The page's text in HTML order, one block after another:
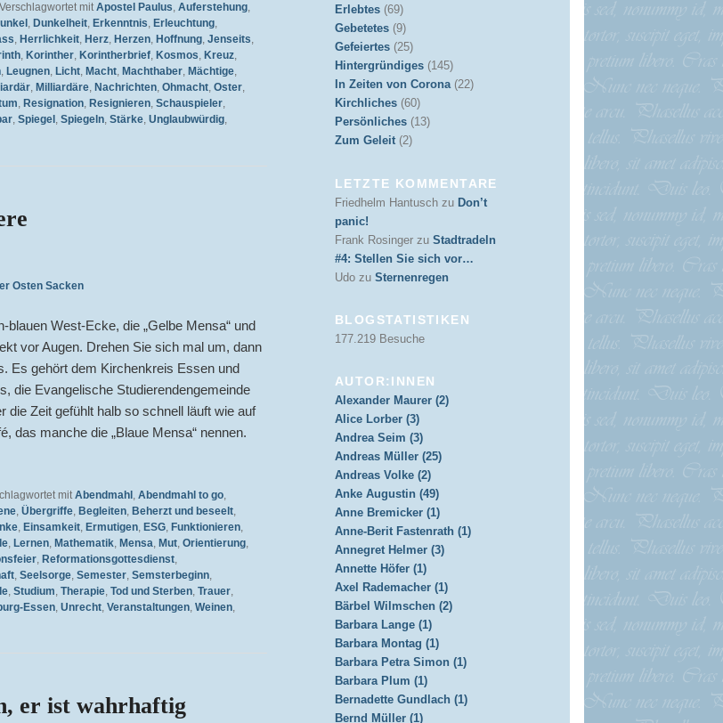
Verschlagwortet mit Apostel Paulus, Auferstehung,
, Dunkelheit, Erkenntnis, Erleuchtung,
, Herrlichkeit, Herz, Herzen, Hoffnung, Jenseits,
, Korinther, Korintherbrief, Kosmos, Kreuz,
, Leugnen, Licht, Macht, Machthaber, Mächtige,
, Milliardäre, Nachrichten, Ohmacht, Oster,
, Resignation, Resignieren, Schauspieler,
, Spiegel , Spiegeln, Stärke, Unglaubwürdig,
Osten Sacken
West-Ecke, die „Gelbe Mensa“ und
vor Augen. Drehen Sie sich mal um, dann
Es gehört dem Kirchenkreis Essen und
die Evangelische Studierendengemeinde
die Zeit gefühlt halb so schnell läuft wie auf
das manche die „Blaue Mensa“ nennen.
mit Abendmahl Abendmahl to go
Übergriffe Begleiten Beherzt und beseelt
Einsamkeit Ermutigen ESG Funktionieren
Lernen Mathematik Mensa Mut Orientierung
Reformationsgottesdienst
Seelsorge Semester Semsterbeginn
Studium Therapie Tod und Sterben Trauer
Essen Unrecht Veranstaltungen Weinen
er ist wahrhaftig
Erlebtes (69)
Gebetetes (9)
Gefeiertes (25)
Hintergründiges (145)
In Zeiten von Corona(22)
Kirchliches (60)
Persönliches (13)
Zum Geleit (2)
LETZTE KOMMENTARE
Friedhelm Hantusch zu Don’t
panic!
Frank Rosinger zu Stadtradeln
#4: Stellen Sie sich vor…
Udo zu Sternenregen
BLOGSTATISTIKEN
177.219 Besuche
AUTOR:INNEN
Alexander Maurer (2)
Alice Lorber (3)
Andrea Seim (3)
Andreas Müller (25)
Andreas Volke (2)
Anke Augustin (49)
Anne Bremicker (1)
Anne-Berit Fastenrath (1)
Annegret Helmer (3)
Annette Höfer (1)
Axel Rademacher (1)
Bärbel Wilmschen (2)
Barbara Lange (1)
Barbara Montag (1)
Barbara Petra Simon (1)
Barbara Plum (1)
Bernadette Gundlach (1)
Bernd Müller (1)